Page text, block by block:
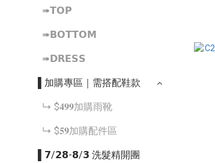
➠𝗧𝗢𝗣
➠𝗕𝗢𝗧𝗧𝗢𝗠
➠𝗗𝗥𝗘𝗦𝗦
▌加購專區｜需搭配鞋款
↳ $𝟒𝟗𝟗加購雨靴
↳ $𝟓𝟗加購配件區
▌𝟳/𝟮𝟴-𝟴/𝟯 洗髮精開團